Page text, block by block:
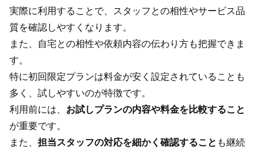
実際に利用することで、スタッフとの相性やサービス品
質を確認しやすくなります。
また、自宅との相性や依頼内容の伝わり方も把握できま
す。
特に初回限定プランは料金が安く設定されていることも
多く、試しやすいのが特徴です。
利用前には、 お試しプランの内容や料金を比較すること
が重要です。
また、担当スタッフの対応を細かく確認すること も継続